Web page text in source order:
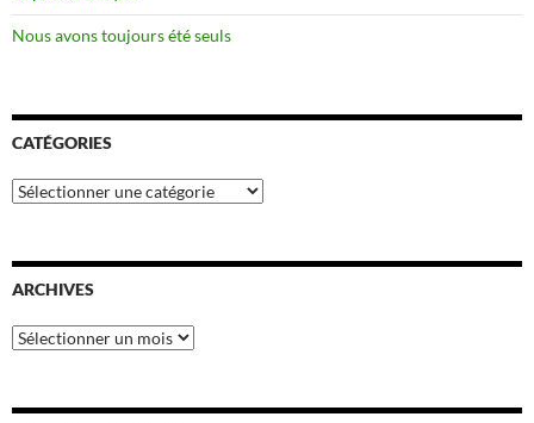
Nous avons toujours été seuls
CATÉGORIES
Catégories
ARCHIVES
Archives